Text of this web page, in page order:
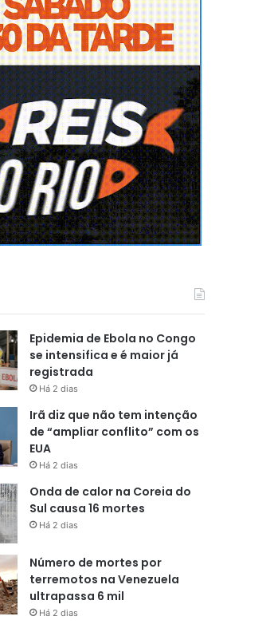
Epidemia de Ebola no Congo
se intensifica e é maior já
registrada
Há 2 dias
Irã diz que não tem intenção
de “ampliar conflito” com os
EUA
Há 2 dias
Onda de calor na Coreia do
Sul causa 16 mortes
Há 2 dias
Número de mortes por
terremotos na Venezuela
ultrapassa 6 mil
Há 2 dias